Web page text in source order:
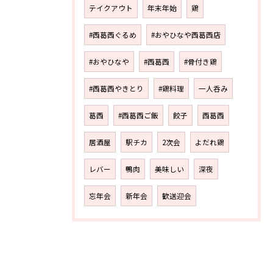
テイクアウト 年末年始 鶏
#西葛西ぐるめ #おやひなや西葛西店
#おやひなや #西葛西 #骨付き鶏
#西葛西やきとり #鶏料理 一人呑み
葛西 #西葛西ご飯 餃子 西葛西
居酒屋 駅チカ 2次会 よだれ鶏
レバー 鴨肉 美味しい 深夜
忘年会 新年会 歓送迎会